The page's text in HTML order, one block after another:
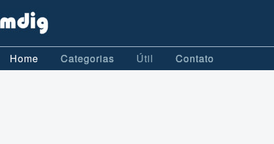
Home Categorias Útil Contato